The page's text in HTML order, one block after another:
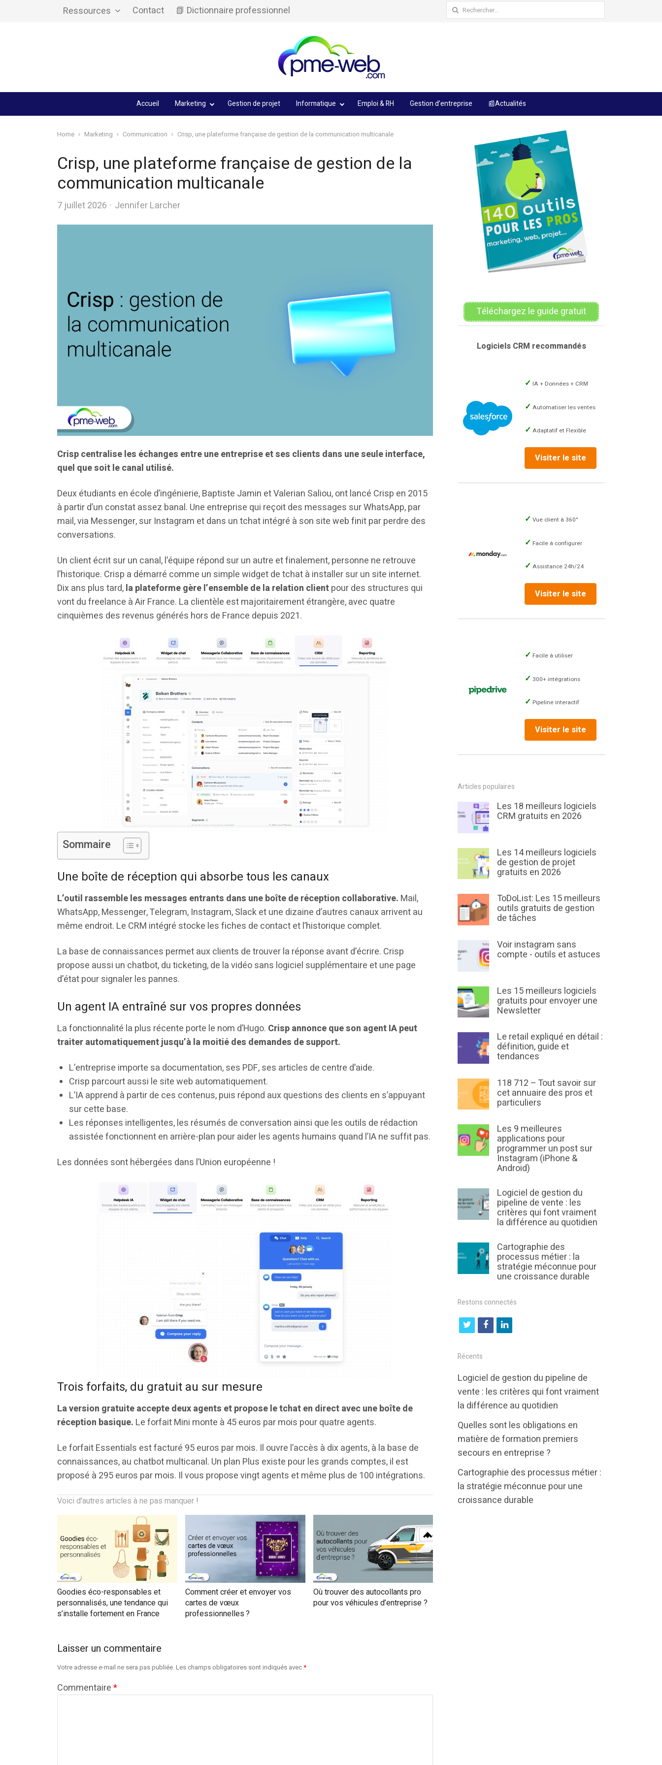
Ressources Contact 📗 Dictionnaire professionnel Rechercher :
Accueil Marketing Gestion de projet Informatique Emploi & RH Gestion d’entreprise 📰Actualités
Home Marketing Communication Crisp, une plateforme française de gestion de la communication multicanale
Crisp, une plateforme française de gestion de la
communication multicanale
7 juillet 2026 Author
Jennifer Larcher
Crisp centralise les échanges entre une entreprise et ses clients dans une seule interface,
quel que soit le canal utilisé.
Deux étudiants en école d’ingénierie, Baptiste Jamin et Valerian Saliou, ont lancé Crisp en 2015
à partir d’un constat assez banal. Une entreprise qui reçoit des messages sur WhatsApp, par
mail, via Messenger, sur Instagram et dans un tchat intégré à son site web finit par perdre des
conversations.
Un client écrit sur un canal, l’équipe répond sur un autre et finalement, personne ne retrouve
l’historique. Crisp a démarré comme un simple widget de tchat à installer sur un site internet.
Dix ans plus tard,la plateforme gère l’ensemble de la relation clientpour des structures qui
vont du freelance à Air France. La clientèle est majoritairement étrangère, avec quatre
cinquièmes des revenus générés hors de France depuis 2021.
Sommaire
Une boîte de réception qui absorbe tous les canaux
L’outil rassemble les messages entrants dans une boîte de réception collaborative. Mail,
WhatsApp, Messenger, Telegram, Instagram, Slack et une dizaine d’autres canaux arrivent au
même endroit. Le CRM intégré stocke les fiches de contact et l’historique complet.
La base de connaissances permet aux clients de trouver la réponse avant d’écrire. Crisp
propose aussi un chatbot, du ticketing, de la vidéo sans logiciel supplémentaire et une page
d’état pour signaler les pannes.
Un agent IA entraîné sur vos propres données
La fonctionnalité la plus récente porte le nom d’Hugo. Crisp annonce que son agent IA peut
traiter automatiquement jusqu’à la moitié des demandes de support.
L’entreprise importe sa documentation, ses PDF, ses articles de centre d’aide.
Crisp parcourt aussi le site web automatiquement.
L’IA apprend à partir de ces contenus, puis répond aux questions des clients en s’appuyant
sur cette base.
Les réponses intelligentes, les résumés de conversation ainsi que les outils de rédaction
assistée fonctionnent en arrière-plan pour aider les agents humains quand l’IA ne suffit pas.
Les données sont hébergées dans l’Union européenne !
Trois forfaits, du gratuit au sur mesure
La version gratuite accepte deux agents et propose le tchat en direct avec une boîte de
réception basique. Le forfait Mini monte à 45 euros par mois pour quatre agents.
Le forfait Essentials est facturé 95 euros par mois. Il ouvre l’accès à dix agents, à la base de
connaissances, au chatbot multicanal. Un plan Plus existe pour les grands comptes, il est
proposé à 295 euros par mois. Il vous propose vingt agents et même plus de 100 intégrations.
Voici d'autres articles à ne pas manquer !
Goodies éco-responsables et
personnalisés, une tendance qui
s’installe fortement en France
Comment créer et envoyer vos
cartes de vœux
professionnelles ?
Où trouver des autocollants pro
pour vos véhicules d’entreprise ?
Laisser un commentaire
Votre adresse e-mail ne sera pas publiée.Les champs obligatoires sont indiqués avec*
Commentaire*
Téléchargez le guide gratuit
Logiciels CRM recommandés
IA + Données + CRM
Automatiser les ventes
Adaptatif et Flexible
Visiter le site
Vue client à 360°
Facile à configurer
Assistance 24h/24
Visiter le site
Facile à utiliser
300+ intégrations
Pipeline interactif
Visiter le site
Articles populaires
Les 18 meilleurs logiciels
CRM gratuits en 2026
Les 14 meilleurs logiciels
de gestion de projet
gratuits en 2026
ToDoList: Les 15 meilleurs
outils gratuits de gestion
de tâches
Voir instagram sans
compte - outils et astuces
Les 15 meilleurs logiciels
gratuits pour envoyer une
Newsletter
Le retail expliqué en détail :
définition, guide et
tendances
118 712 – Tout savoir sur
cet annuaire des pros et
particuliers
Les 9 meilleures
applications pour
programmer un post sur
Instagram (iPhone &
Android)
Logiciel de gestion du
pipeline de vente : les
critères qui font vraiment
la différence au quotidien
Cartographie des
processus métier : la
stratégie méconnue pour
une croissance durable
Restons connectés
t
i
t
t
e
f
b
o
k
l
e
d
i
n
Récents
Logiciel de gestion du pipeline de
vente : les critères qui font vraiment
la différence au quotidien
Quelles sont les obligations en
matière de formation premiers
secours en entreprise ?
Cartographie des processus métier :
la stratégie méconnue pour une
croissance durable